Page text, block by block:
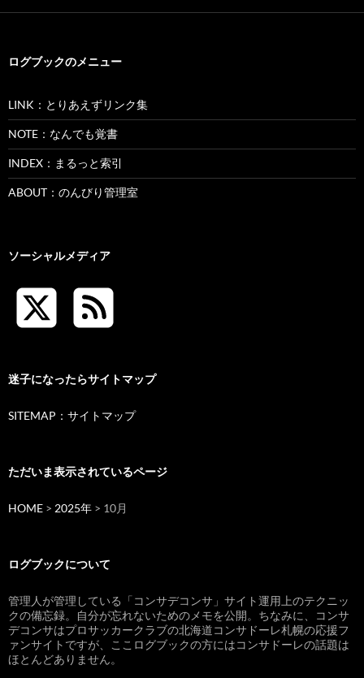
ログブックのメニュー
LINK：とりあえずリンク集
NOTE：なんでも覚書
INDEX：まるっと索引
ABOUT：のんびり管理室
ソーシャルメディア
迷子になったらサイトマップ
SITEMAP：サイトマップ
ただいま表示されているページ
HOME > 2025年 > 10月
ログブックについて
管理人が管理している「コンサデコンサ」サイト運用上のテクニッ
クの備忘録。自分が忘れないためのメモを公開。ちなみに、コンサ
デコンサはプロサッカークラブの北海道コンサドーレ札幌の応援フ
ァンサイトですが、ここログブックの方にはコンサドーレの話題は
ほとんどありません。